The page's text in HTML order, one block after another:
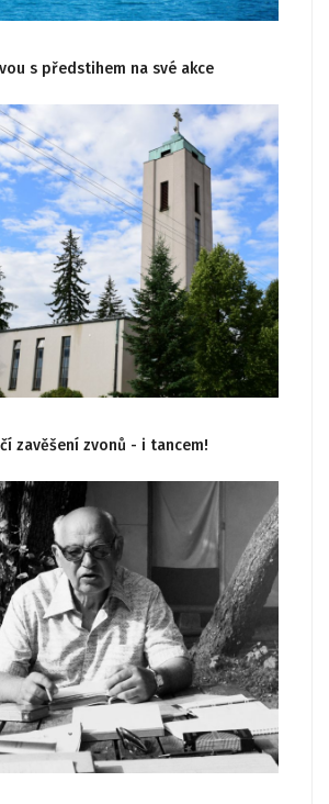
s předstihem na své akce
zavěšení zvonů - i tancem!